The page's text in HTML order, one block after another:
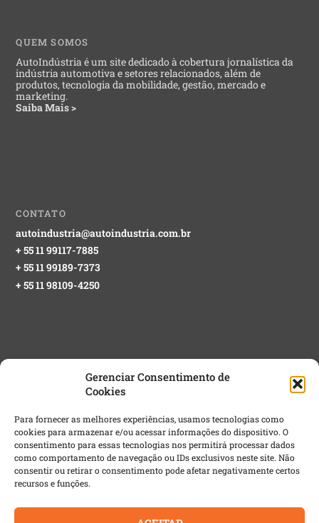
Gerenciar Consentimento de
Cookies
Para fornecer as melhores experiências, usamos tecnologias como
cookies para armazenar e/ou acessar informações do dispositivo. O
consentimento para essas tecnologias nos permitirá processar dados
como comportamento de navegação ou IDs exclusivos neste site. Não
consentir ou retirar o consentimento pode afetar negativamente certos
recursos e funções.
QUEM SOMOS
AutoIndústria é um site dedicado à cobertura jornalística da
indústria automotiva e setores relacionados, além de
produtos, tecnologia da mobilidade, gestão, mercado e
marketing.
Saiba Mais >
CONTATO
autoindustria@autoindustria.com.br
+ 55 11 99117-7885
+ 55 11 99189-7373
+ 55 11 98109-4250
Email*